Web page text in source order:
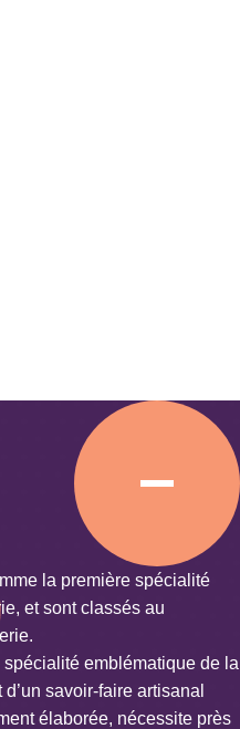
la première spécialité
et sont classés au
emblématique de la
savoir-faire artisanal
élaborée, nécessite près